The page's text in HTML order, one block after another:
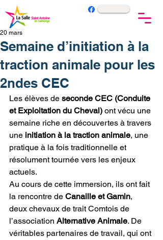
Semaine d’initiation à la
traction animale pour les
2ndes CEC
20 mars
Les élèves de seconde CEC (Conduite
et Exploitation du Cheval) ont vécu une
semaine riche en découvertes à travers
une initiation à la traction animale, une
pratique à la fois traditionnelle et
résolument tournée vers les enjeux
actuels.
Au cours de cette immersion, ils ont fait
la rencontre de Canaille et Gamin,
deux chevaux de trait Comtois de
l’association Alternative Animale. De
véritables partenaires de travail, qui ont